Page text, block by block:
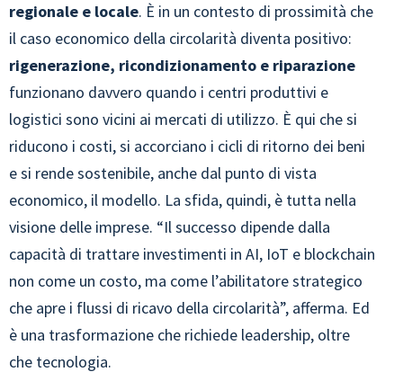
regionale e locale. È in un contesto di prossimità che
il caso economico della circolarità diventa positivo:
rigenerazione, ricondizionamento e riparazione
funzionano davvero quando i centri produttivi e
logistici sono vicini ai mercati di utilizzo. È qui che si
riducono i costi, si accorciano i cicli di ritorno dei beni
e si rende sostenibile, anche dal punto di vista
economico, il modello. La sfida, quindi, è tutta nella
visione delle imprese. “Il successo dipende dalla
capacità di trattare investimenti in AI, IoT e blockchain
non come un costo, ma come l’abilitatore strategico
che apre i flussi di ricavo della circolarità”, afferma. Ed
è una trasformazione che richiede leadership, oltre
che tecnologia.